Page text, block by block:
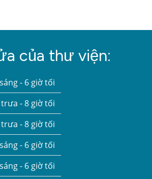
của thư viện:
- 6 giờ tối
trưa - 8 giờ tối
trưa - 8 giờ tối
- 6 giờ tối
- 6 giờ tối